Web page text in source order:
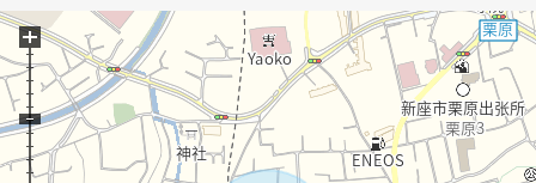
○ 生活便利设施正在步行10分钟的范围以内分散地存在，
购物班次良好。
○ 是步行1分钟的(约70m)绿到栗原绿地公园丰富的居住环
境。
+